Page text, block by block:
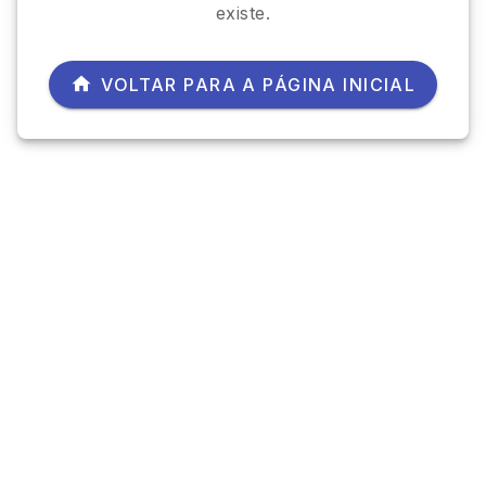
existe.
VOLTAR PARA A PÁGINA INICIAL